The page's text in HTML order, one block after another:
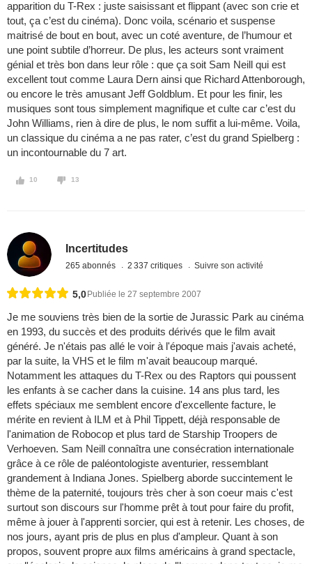
apparition du T-Rex : juste saisissant et flippant (avec son crie et
tout, ça c’est du cinéma). Donc voila, scénario et suspense
maitrisé de bout en bout, avec un coté aventure, de l’humour et
une point subtile d’horreur. De plus, les acteurs sont vraiment
génial et très bon dans leur rôle : que ça soit Sam Neill qui est
excellent tout comme Laura Dern ainsi que Richard Attenborough,
ou encore le très amusant Jeff Goldblum. Et pour les finir, les
musiques sont tous simplement magnifique et culte car c’est du
John Williams, rien à dire de plus, le nom suffit a lui-même. Voila,
un classique du cinéma a ne pas rater, c’est du grand Spielberg :
un incontournable du 7 art.
10 13
Incertitudes
265 abonnés 2 337 critiques Suivre son activité
5,0 Publiée le 27 septembre 2007
Je me souviens très bien de la sortie de Jurassic Park au cinéma
en 1993, du succès et des produits dérivés que le film avait
généré. Je n'étais pas allé le voir à l'époque mais j'avais acheté,
par la suite, la VHS et le film m'avait beaucoup marqué.
Notamment les attaques du T-Rex ou des Raptors qui poussent
les enfants à se cacher dans la cuisine. 14 ans plus tard, les
effets spéciaux me semblent encore d'excellente facture, le
mérite en revient à ILM et à Phil Tippett, déjà responsable de
l'animation de Robocop et plus tard de Starship Troopers de
Verhoeven. Sam Neill connaîtra une consécration internationale
grâce à ce rôle de paléontologiste aventurier, ressemblant
grandement à Indiana Jones. Spielberg aborde succintement le
thème de la paternité, toujours très cher à son coeur mais c'est
surtout son discours sur l'homme prêt à tout pour faire du profit,
même à jouer à l'apprenti sorcier, qui est à retenir. Les choses, de
nos jours, ayant pris de plus en plus d'ampleur. Quant à son
propos, souvent propre aux films américains à grand spectacle,